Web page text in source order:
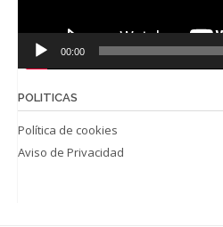
00:00
POLITICAS
Política de cookies
Aviso de Privacidad